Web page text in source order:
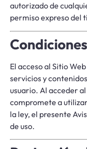
autorizado de
permiso expreso del
El acceso al Sitio
servicios y
usuario. Al acceder
compromete a
la ley, el presente
de uso.